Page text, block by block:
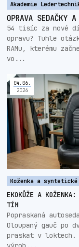
Akademie
OPRAVA SEDAČKY
54 tisíc za nové
opravu? Tuhle
RAMu, kterému
vo...
04 . 06.
2026
Koženka a
EKOKŮŽE A
TÍM
Popraskaná
Oloupaný gauč po
praskat v loktech.